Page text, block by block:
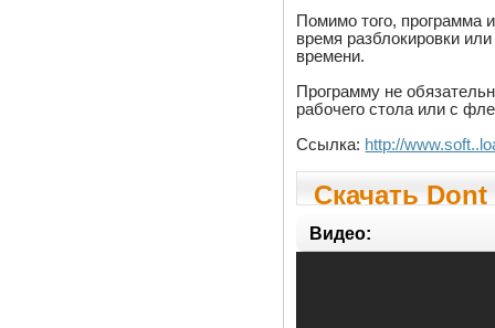
Помимо того, программа
время разблокировки
времени.
Программу не
рабочего стола или с
Ссылка: http://
Скачать Dont
Видео: